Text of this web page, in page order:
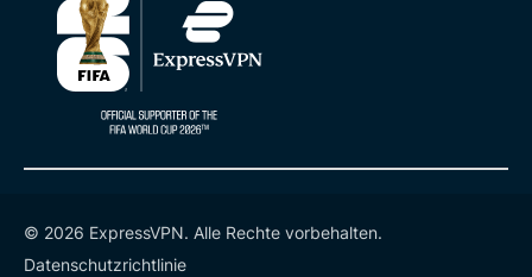
© 2026 ExpressVPN. Alle Rechte vorbehalten.
Datenschutzrichtlinie